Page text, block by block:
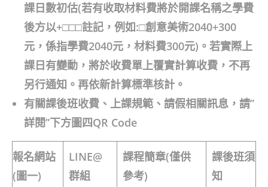
課日數初估(若有收取材料費將於開課名稱之學費
後方以+□□□註記，例如:□創意美術2040+300
元，係指學費2040元，材料費300元)。若實際上
課日有變動，將於收費單上覆實計算收費，不再
另行通知。再依新計算標準核計。
有關課後班收費、上課規範、請假相關訊息，請”
詳閱”下方圖四QR Code
報名網站
(圖一)
LINE@
群組
課程簡章(僅供
參考)
課後班須
知